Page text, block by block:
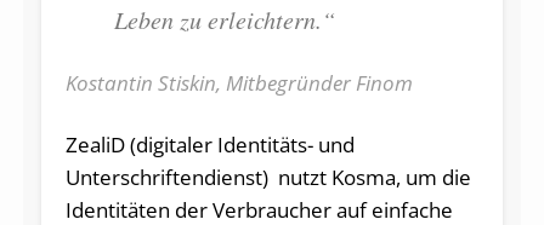
Leben zu erleichtern.“
Kostantin Stiskin, Mitbegründer Finom
ZealiD (digitaler Identitäts- und
Unterschriftendienst) nutzt Kosma, um die
Identitäten der Verbraucher auf einfache